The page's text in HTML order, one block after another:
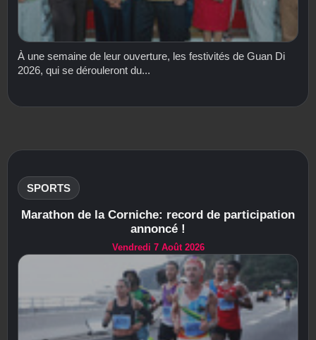
À une semaine de leur ouverture, les festivités de Guan Di
2026, qui se dérouleront du...
SPORTS
Marathon de la Corniche: record de participation
annoncé !
Vendredi 7 Août 2026